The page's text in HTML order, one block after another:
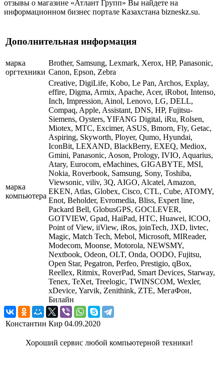
отзывы о магазине «Атлант Групп» Вы найдете на
информационном бизнес портале Казахстана bizneskz.su.
Дополнительная информация
марка
оргтехники
Brother, Samsung, Lexmark, Xerox, HP, Panasonic,
Canon, Epson, Zebra
марка
компьютера
Creative, DigiLife, Kobo, Le Pan, Archos, Explay,
effire, Digma, Armix, Apache, Acer, iRobot, Intenso,
Inch, Impression, Ainol, Lenovo, LG, DELL,
Compaq, Apple, Assistant, DNS, HP, Fujitsu-
Siemens, Oysters, YIFANG Digital, iRu, Rolsen,
Miotex, МТС, Excimer, ASUS, Bmorn, Fly, Getac,
Aspiring, Skyworth, Ployer, Qumo, Hyundai,
IconBit, LEXAND, BlackBerry, EXEQ, Mediox,
Gmini, Panasonic, Aoson, Prology, IVIO, Aquarius,
Atary, Eurocom, eMachines, GIGABYTE, MSI,
Nokia, Roverbook, Samsung, Sony, Toshiba,
Viewsonic, viliv, 3Q, AIGO, Alcatel, Amazon,
EKEN, Atlas, Globex, Cisco, CTL, Cube, ATOMY,
Enot, Beholder, Evromedia, Bliss, Expert line,
Packard Bell, GlobusGPS, GOCLEVER,
GOTVIEW, Gpad, HaiPad, HTC, Huawei, ICOO,
Point of View, iiView, iRos, joinTech, JXD, livtec,
Magic, Match Tech, Mebol, Microsoft, MIReader,
Modecom, Moonse, Motorola, NEWSMY,
Nextbook, Odeon, OLT, Onda, OODO, Fujitsu,
Open Star, Pegatron, Perfeo, Prestigio, qBox,
Reellex, Ritmix, RoverPad, Smart Devices, Starway,
Tenex, TeXet, Treelogic, TWINSCOM, Wexler,
xDevice, Yarvik, Zenithink, ZTE, МегаФон,
Билайн
Константин Кир 04.09.2020
Хороший сервис любой компьютерной техники!